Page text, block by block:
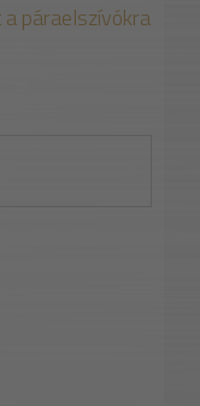
páraelszívókra